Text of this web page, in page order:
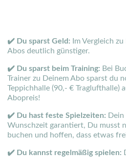
✔️ Du sparst Geld: Im Vergleich
Abos deutlich günstiger.
✔️ Du sparst beim Training: Bei
Trainer zu Deinem Abo sparst du
Teppichhalle (90,- € Traglufthalle)
Abopreis!
✔️ Du hast feste Spielzeiten:
Wunschzeit garantiert, Du musst
buchen und hoffen, dass etwas
✔️ Du kannst regelmäßig spielen: